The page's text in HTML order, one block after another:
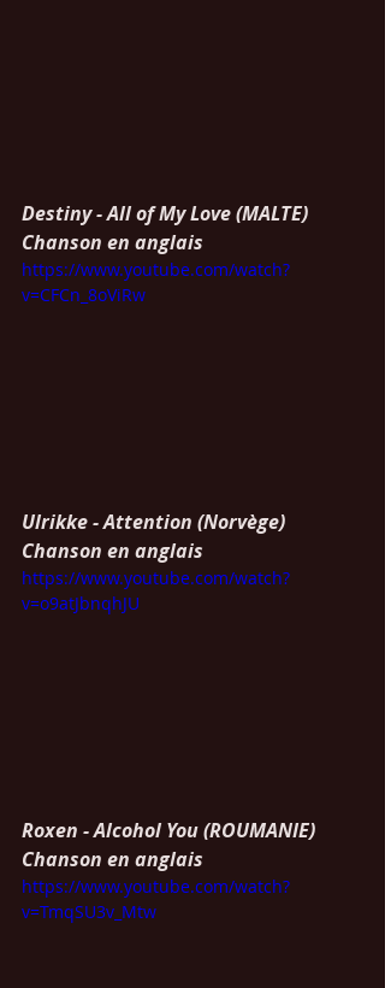
Destiny - All of My Love (MALTE)
Chanson en anglais
https://www.youtube.com/watch?
v=CFCn_8oViRw
Ulrikke - Attention (Norvège)
Chanson en anglais
https://www.youtube.com/watch?
v=o9atJbnqhJU
Roxen - Alcohol You (ROUMANIE)
Chanson en anglais
https://www.youtube.com/watch?
v=TmqSU3v_Mtw